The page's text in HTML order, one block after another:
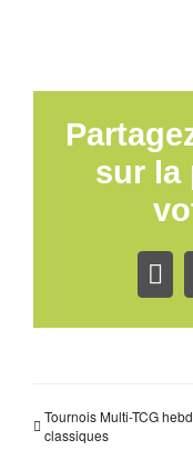
sur la
Tournois Multi-TCG
classiques